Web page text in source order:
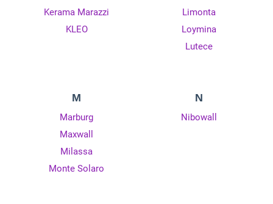
Kerama Marazzi
KLEO
Limonta
Loymina
Lutece
M
Marburg
Maxwall
Milassa
Monte Solaro
N
Nibowall